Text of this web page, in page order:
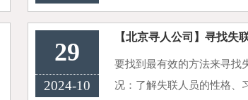
合法且有效的出轨证据调查
即时通讯记录：包括配偶与第
29
2024-10
【北京寻人公司】寻找失
要找到最有效的方法来寻找
况：了解失联人员的性格、